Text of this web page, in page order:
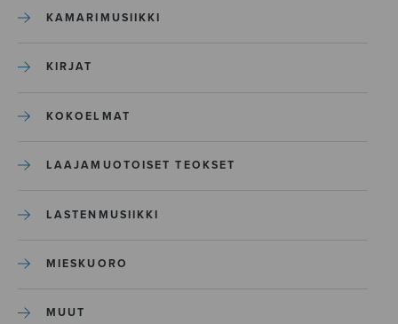
KAMARIMUSIIKKI
KIRJAT
KOKOELMAT
LAAJAMUOTOISET TEOKSET
LASTENMUSIIKKI
MIESKUORO
MUUT